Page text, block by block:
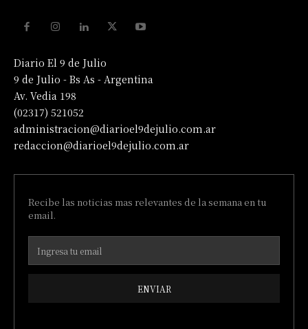
Diario El 9 de Julio
9 de Julio - Bs As - Argentina
Av. Vedia 198
(02317) 521052
administracion@diarioel9dejulio.com.ar
redaccion@diarioel9dejulio.com.ar
Recibe las noticias mas relevantes de la semana en tu
email.
ENVIAR